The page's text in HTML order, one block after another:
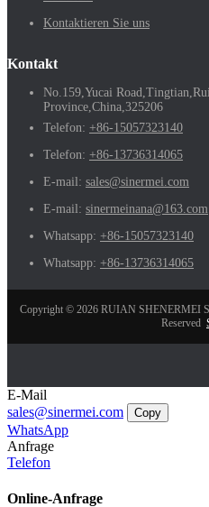
Kontaktieren Sie uns
Kontakt
No.159,Yucai
Province,China,325206
Telefon: +86-15057323140
Telefon: +86-13736314065
E-mail: sales@sinermei.com
E-mail: sinermeinana@163.com
Whatsapp: +86-15057323140
Whatsapp: +86-13736314065
Copyright © 2026 RUIAN SHENERMEI
Reserved
E-Mail
sales@sinermei.com
Copy
WhatsApp
Anfrage
Telefon
Online-Anfrage